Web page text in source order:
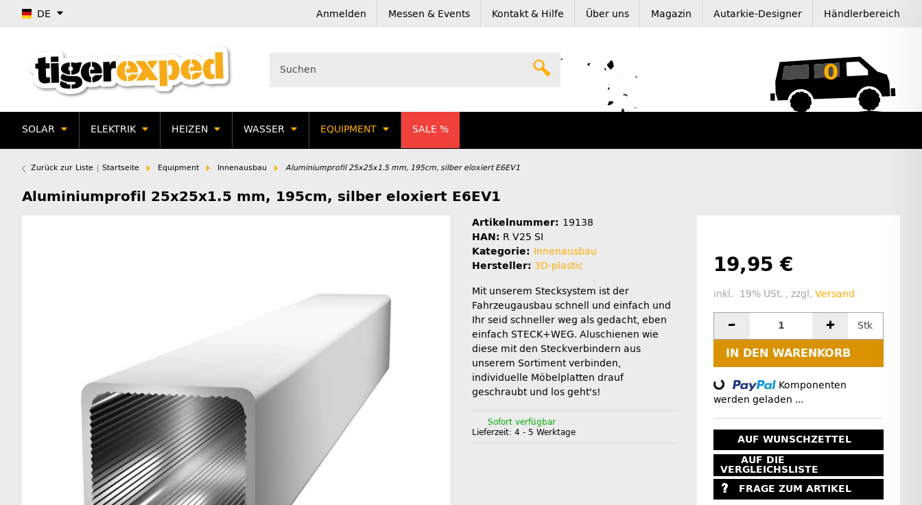
DE Anmelden Messen & Events Kontakt & Hilfe Über uns Magazin Autarkie-Designer Händlerbereich
0
SOLAR ELEKTRIK HEIZEN WASSER EQUIPMENT SALE %
Zurück zur Liste Startseite Equipment Innenausbau Aluminiumprofil 25x25x1.5 mm, 195cm, silber eloxiert E6EV1
Aluminiumprofil 25x25x1.5 mm, 195cm, silber eloxiert E6EV1
Artikelnummer: 19138
HAN: R V25 SI
Kategorie: Innenausbau
Hersteller: 3D-plastic
Mit unserem Stecksystem ist der
Fahrzeugausbau schnell und einfach und
Ihr seid schneller weg als gedacht, eben
einfach STECK+WEG. Aluschienen wie
diese mit den Steckverbindern aus
unserem Sortiment verbinden,
individuelle Möbelplatten drauf
geschraubt und los geht's!
Sofort verfügbar
Lieferzeit: 4 - 5 Werktage
19,95 €
inkl. 19% USt. , zzgl. Versand
Stk
IN DEN WARENKORB
Loading...
Komponenten
werden geladen ...
AUF WUNSCHZETTEL
AUF DIE
VERGLEICHSLISTE
FRAGE ZUM ARTIKEL